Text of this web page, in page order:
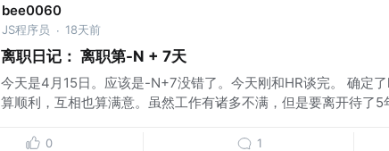
bee0060
JS程序员 · 18天前
离职日记： 离职第-N + 7天
今天是4月15日。应该是-N+7没错了。今天刚和HR谈完。 确定
算顺利，互相也算满意。虽然工作有诸多不满，但是要离开待了5
0 1